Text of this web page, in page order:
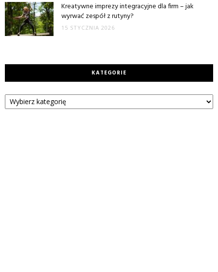
Kreatywne imprezy integracyjne dla firm – jak
wyrwać zespół z rutyny?
15 STYCZNIA 2026
KATEGORIE
Kategorie